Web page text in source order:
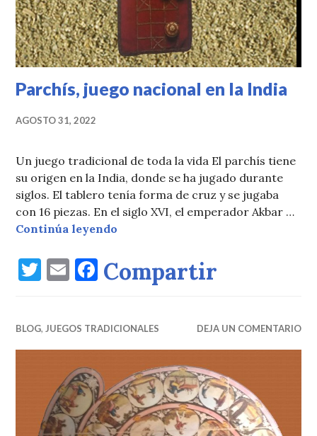
Parchís, juego nacional en la India
AGOSTO 31, 2022
Un juego tradicional de toda la vida El parchís tiene
su origen en la India, donde se ha jugado durante
siglos. El tablero tenía forma de cruz y se jugaba
con 16 piezas. En el siglo XVI, el emperador Akbar …
Continúa leyendo
T
te
E
l
F
e
o
o
k
Compartir
BLOG,JUEGOS TRADICIONALES DEJA UN COMENTARIO